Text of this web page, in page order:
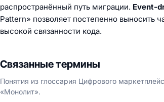
распространённый путь миграции. Event-
Pattern» позволяет постепенно выносить
высокой связанности кода.
Связанные термины
Понятия из глоссария Цифрового
«Монолит».